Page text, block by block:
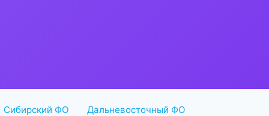
Сибирский ФО Дальневосточный ФО